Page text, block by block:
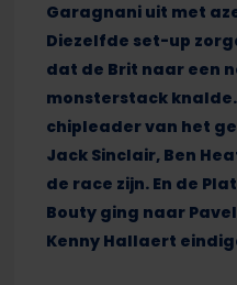
Garagnani uit met
Diezelfde set-up
dat de Brit naar een
monsterstack knalde.
chipleader van het
Jack Sinclair, Ben
de race zijn. En de
Bouty ging naar
Kenny Hallaert